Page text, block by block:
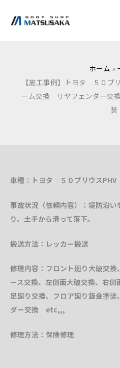
ホーム
【施工事例】トヨタ ５０
ーム交換 リヤフェンダー
装
車種：トヨタ ５０プリウスPHV
事故状況（依頼内容）：堤防沿
り、土手から滑って落下。
搬送方法：レッカー搬送
修理内容：フロント廻り大破交
ース交換、左側面大破交換、右
足廻り交換、フロア廻り鈑金塗
ダー交換 etc,,,
修理方法：保険修理